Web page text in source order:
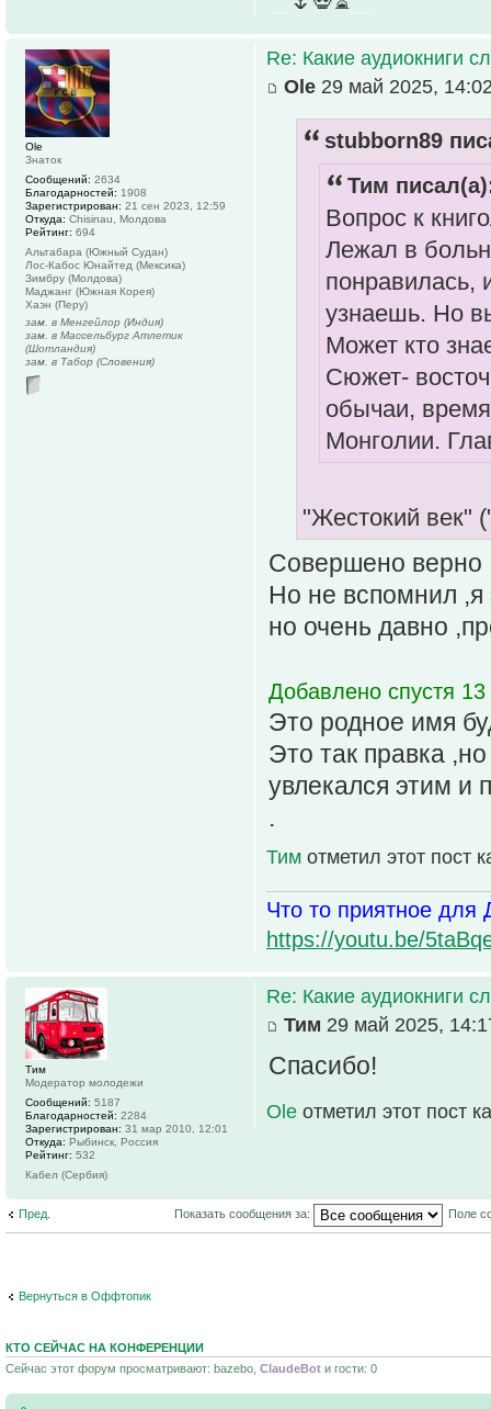
Re: Какие аудиокниги
Ole 29 май 2025,
stubborn89
Тим
Вопрос к
Лежал в
понравилась,
узнаешь. Но
Может кто
Сюжет-
обычаи,
Монголии.
"Жестокий век"
Совершено верно
Но не вспомнил ,я
но очень давно
Добавлено спустя
Это родное имя
Это так правка
увлекался этим и
.
Тим отметил этот пост
Что то приятное для
https://youtu.be/
Ole
Знаток
Сообщений: 2634
Благодарностей: 1908
Зарегистрирован: 21 сен 2023, 12:59
Откуда: Chisinau, Молдова
Рейтинг: 694
Альтабара (Южный Судан)
Лос-Кабос Юнайтед (Мексика)
Зимбру (Молдова)
Маджанг (Южная Корея)
Хаэн (Перу)
зам. в Менгейлор (Индия)
зам. в Массельбург Атлетик
(Шотландия)
зам. в Табор (Словения)
Re: Какие аудиокниги
Тим 29 май 2025,
Спасибо!
Ole отметил этот пост
Тим
Модератор молодежи
Сообщений: 5187
Благодарностей: 2284
Зарегистрирован: 31 мар 2010, 12:01
Откуда: Рыбинск, Россия
Рейтинг: 532
Кабел (Сербия)
Пред. Показать сообщения за: Поле
Вернуться в Оффтопик
КТО СЕЙЧАС НА КОНФЕРЕНЦИИ
Сейчас этот форум просматривают: bazebo, ClaudeBot и гости: 0